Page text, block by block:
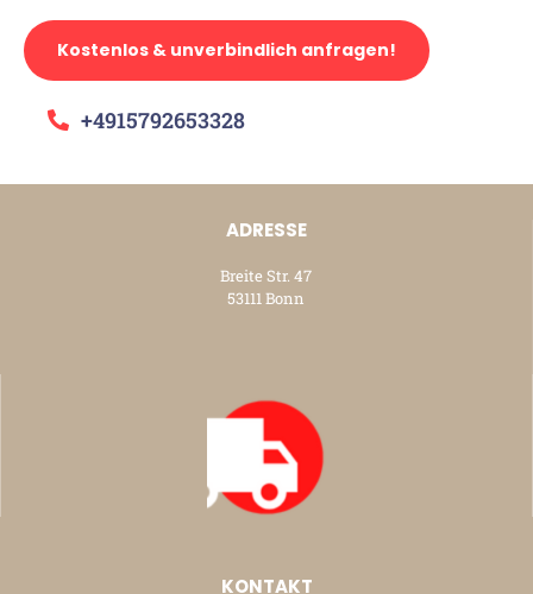
Kostenlos & unverbindlich anfragen!
+4915792653328
ADRESSE
Breite Str. 47
53111 Bonn
KONTAKT